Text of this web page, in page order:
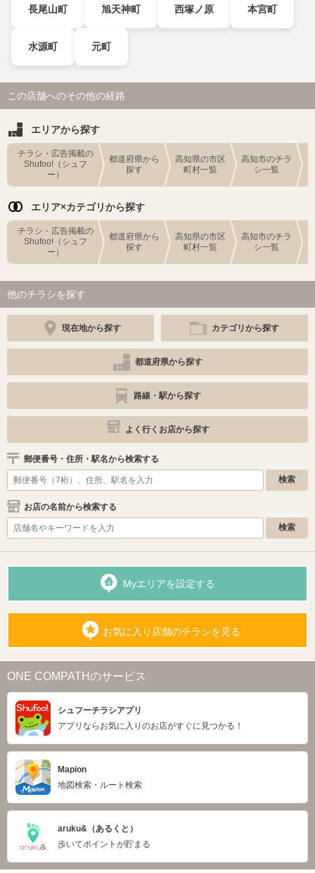
長尾山町 旭天神町 西塚ノ原 本宮町
水源町 元町
この店舗へのその他の経路
エリアから探す
チラシ・広告掲載の
Shufoo!（シュフ
ー）
都道府県から
探す
高知県の市区
町村一覧
高知市のチラ
シ一覧
エリア×カテゴリから探す
チラシ・広告掲載の
Shufoo!（シュフ
ー）
都道府県から
探す
高知県の市区
町村一覧
高知市のチラ
シ一覧
他のチラシを探す
現在地から探す カテゴリから探す
都道府県から探す
路線・駅から探す
よく行くお店から探す
郵便番号・住所・駅名から検索する
お店の名前から検索する
Myエリアを設定する
お気に入り店舗のチラシを見る
ONE COMPATHのサービス
シュフーチラシアプリ
アプリならお気に入りのお店がすぐに見つかる！
Mapion
地図検索・ルート検索
aruku&（あるくと）
歩いてポイントが貯まる